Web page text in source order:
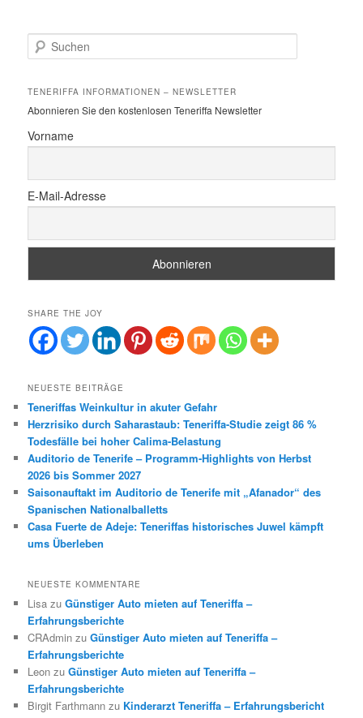
u
h
n
TENERIFFA INFORMATIONEN – NEWSLETTER
Abonnieren Sie den kostenlosen Teneriffa Newsletter
Vorname
E-Mail-Adresse
SHARE THE JOY
NEUESTE BEITRÄGE
Teneriffas Weinkultur in akuter Gefahr
Herzrisiko durch Saharastaub: Teneriffa-Studie zeigt 86 %
Todesfälle bei hoher Calima-Belastung
Auditorio de Tenerife – Programm-Highlights von Herbst
2026 bis Sommer 2027
Saisonauftakt im Auditorio de Tenerife mit „Afanador“ des
Spanischen Nationalballetts
Casa Fuerte de Adeje: Teneriffas historisches Juwel kämpft
ums Überleben
NEUESTE KOMMENTARE
Lisa zuGünstiger Auto mieten auf Teneriffa –
Erfahrungsberichte
CRAdmin zuGünstiger Auto mieten auf Teneriffa –
Erfahrungsberichte
Leon zuGünstiger Auto mieten auf Teneriffa –
Erfahrungsberichte
Birgit Farthmann zu Kinderarzt Teneriffa – Erfahrungsbericht